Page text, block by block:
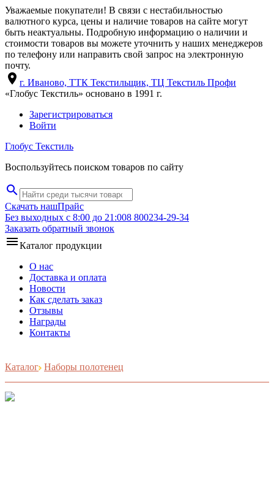
Уважаемые покупатели! В связи с нестабильностью
валютного курса, цены и наличие товаров на сайте могут
быть неактуальны. Подробную информацию о наличии и
стоимости товаров вы можете уточнить у наших менеджеров
по телефону или направить свой запрос на электронную
почту.
location_on г. Иваново, ТТК Текстильщик, ТЦ Текстиль Профи
«Глобус Текстиль» основано в 1991 г.
Зарегистрироваться
Войти
Глобус Текстиль
Воспользуйтесь поиском товаров по сайту
search
Скачать нашПрайс
Без выходных с 8:00 до 21:008 800234-29-34
Заказать обратный звонок
menuКаталог продукции
О нас
Доставка и оплата
Новости
Как сделать заказ
Отзывы
Награды
Контакты
Каталог Наборы полотенец